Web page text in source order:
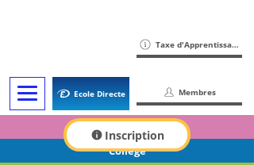
Ecole Directe
Taxe d'Apprentissage
Membres
Inscription
École
Collège